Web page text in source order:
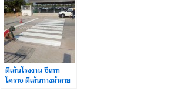
ตีเส้นโรงงาน ซีเกท
โคราช ตีเส้นทางม้าลาย